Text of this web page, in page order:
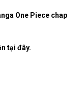
One Piece chap
tại đây.